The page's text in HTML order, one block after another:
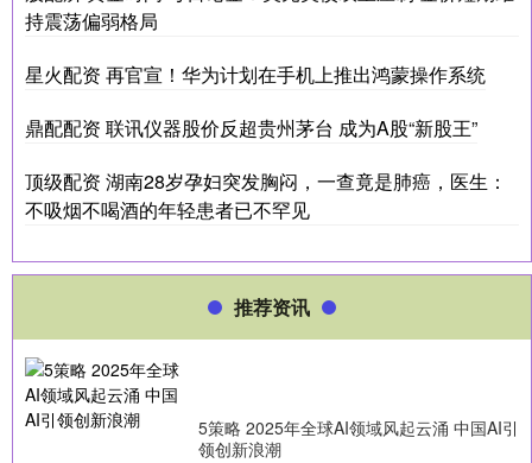
持震荡偏弱格局
星火配资 再官宣！华为计划在手机上推出鸿蒙操作系统
鼎配配资 联讯仪器股价反超贵州茅台 成为A股“新股王”
顶级配资 湖南28岁孕妇突发胸闷，一查竟是肺癌，医生：
不吸烟不喝酒的年轻患者已不罕见
推荐资讯
5策略 2025年全球AI领域风起云涌 中国AI引
领创新浪潮